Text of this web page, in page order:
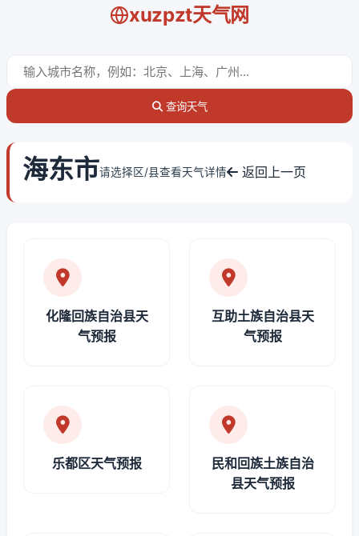
xuzpzt天气网
查询天气
海东市请选择区/县查看天气详情 返回上一页
化隆回族自治县天
气预报
互助土族自治县天
气预报
乐都区天气预报
民和回族土族自治
县天气预报